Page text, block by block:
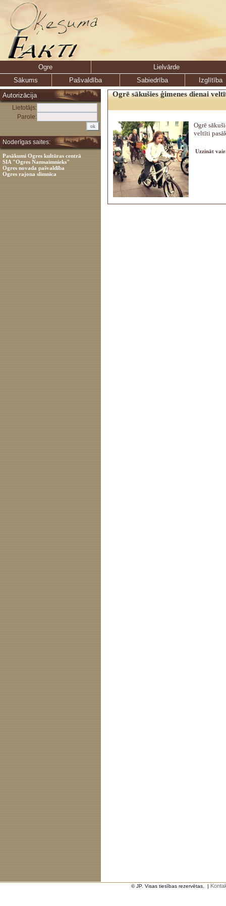
Ogre
Lielvārde
Sākums
Pašvaldība Sabiedrība
Izglītība
Autorizācija
Lietotājs:
Parole:
Noderīgas saites:
Pasākumi Ogres kultūras centrā
SIA "Ogres Namsaimnieks"
Ogres novada pašvaldība
Ogres rajona slimnīca
Ogrē sākušies ģimenes dienai
Ogrē
veltīti
Uzzināt
© JP. Visas tiesības rezervētas. |